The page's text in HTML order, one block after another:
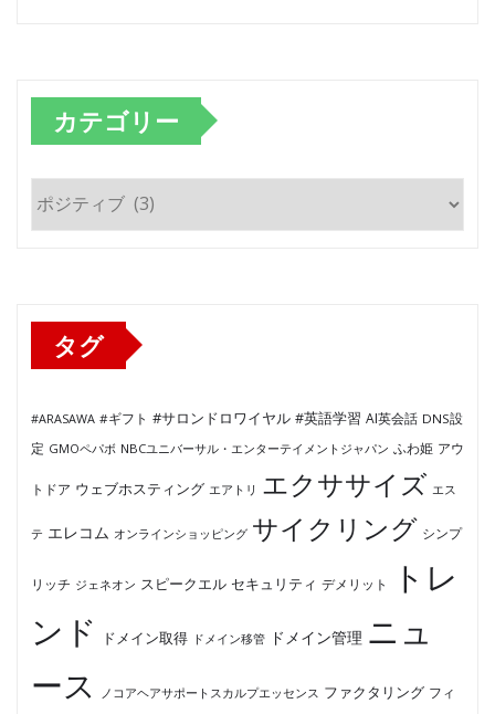
カテゴリー
テ
タグ
#ARASAWA #ギフト #サロンドロワイヤル #英語学習 AI英会話 DNS設
定 GMOペパボ NBCユニバーサル・エンターテイメントジャパン ふわ姫 アウ
トドア ウェブホスティング エアトリ エクササイズ エス
テ エレコム オンラインショッピング サイクリング シンプ
リッチ ジェネオン スピークエル セキュリティ デメリット
トレ
ンド
ドメイン取得 ドメイン移管 ドメイン管理 ニュ
ース
ノコアヘアサポートスカルプエッセンス ファクタリング フィ